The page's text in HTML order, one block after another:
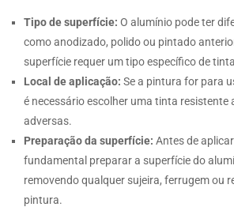
Tipo de superfície: O alumínio pode ter
como anodizado, polido ou pintado
superfície requer um tipo específico de
Local de aplicação: Se a pintura for para
é necessário escolher uma tinta resistente
adversas.
Preparação da superfície: Antes de
fundamental preparar a superfície do
removendo qualquer sujeira, ferrugem ou
pintura.